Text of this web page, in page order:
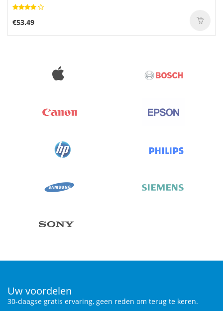
€53.49
€25.88
Uw voordelen
30-daagse gratis ervaring, geen reden om terug te keren.